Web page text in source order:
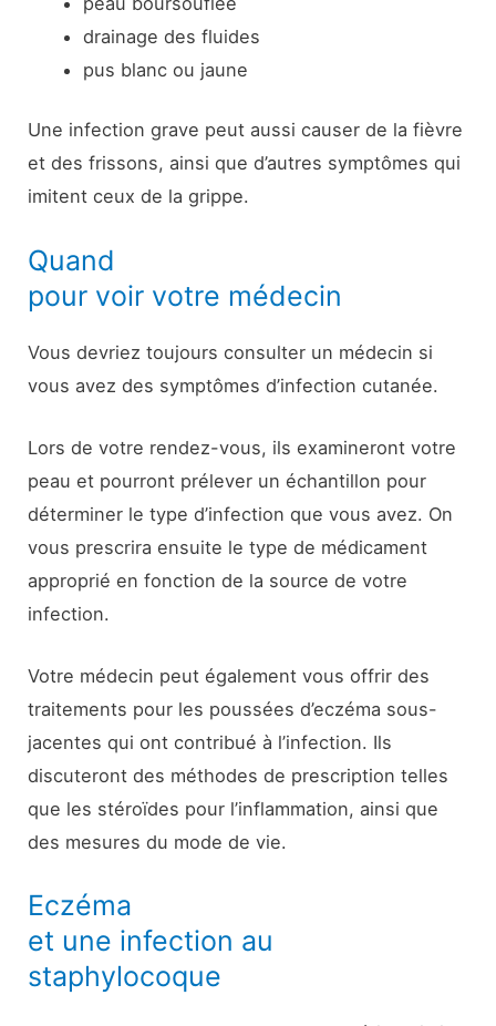
drainage des fluides
pus blanc ou jaune
Une infection grave peut aussi causer de la fièvre
et des frissons, ainsi que d’autres symptômes qui
imitent ceux de la grippe.
Quand
pour voir votre médecin
Vous devriez toujours consulter un médecin si
vous avez des symptômes d’infection cutanée.
Lors de votre rendez-vous, ils examineront votre
peau et pourront prélever un échantillon pour
déterminer le type d’infection que vous avez. On
vous prescrira ensuite le type de médicament
approprié en fonction de la source de votre
infection.
Votre médecin peut également vous offrir des
traitements pour les poussées d’eczéma sous-
jacentes qui ont contribué à l’infection. Ils
discuteront des méthodes de prescription telles
que les stéroïdes pour l’inflammation, ainsi que
des mesures du mode de vie.
Eczéma
et une infection au
staphylocoque